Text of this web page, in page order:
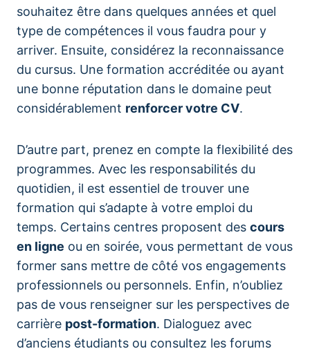
souhaitez être dans quelques années et quel
type de compétences il vous faudra pour y
arriver. Ensuite, considérez la reconnaissance
du cursus. Une formation accréditée ou ayant
une bonne réputation dans le domaine peut
considérablement renforcer votre CV.
D’autre part, prenez en compte la flexibilité des
programmes. Avec les responsabilités du
quotidien, il est essentiel de trouver une
formation qui s’adapte à votre emploi du
temps. Certains centres proposent des cours
en ligne ou en soirée, vous permettant de vous
former sans mettre de côté vos engagements
professionnels ou personnels. Enfin, n’oubliez
pas de vous renseigner sur les perspectives de
carrière post-formation. Dialoguez avec
d’anciens étudiants ou consultez les forums